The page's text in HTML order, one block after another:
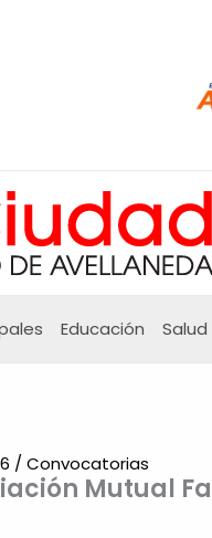
Educación Salud
Mutual
/ Convocatorias